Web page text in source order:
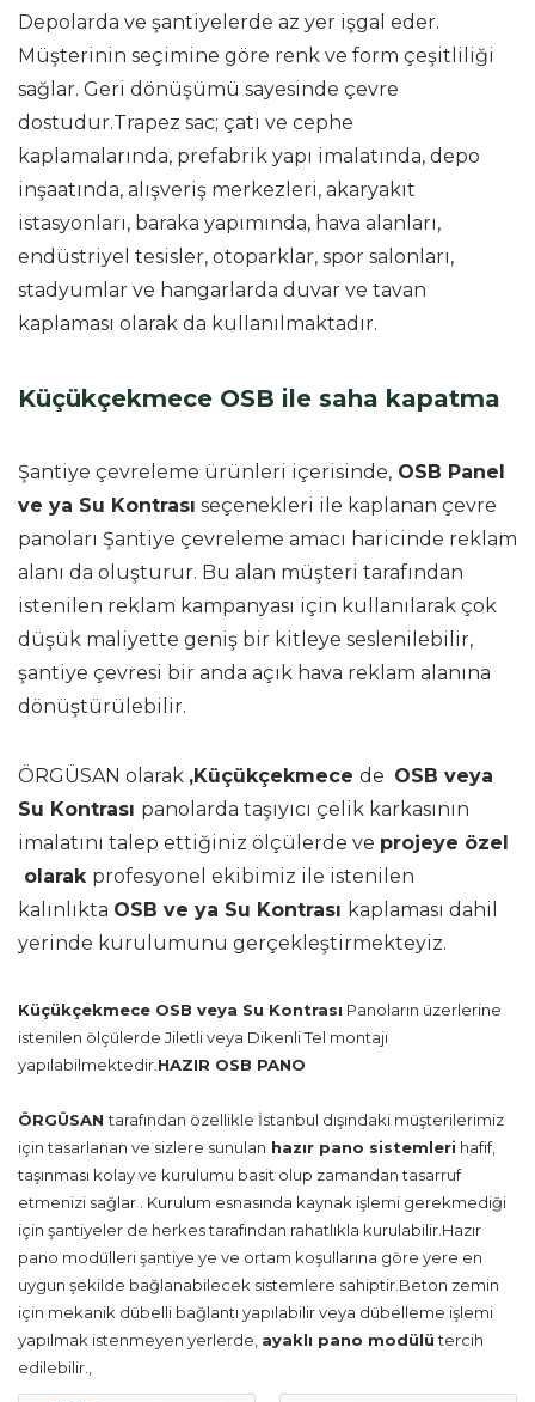
Depolarda ve şantiyelerde az yer işgal eder.
Müşterinin seçimine göre renk ve form çeşitliliği
sağlar. Geri dönüşümü sayesinde çevre
dostudur.Trapez sac; çatı ve cephe
kaplamalarında, prefabrik yapı imalatında, depo
inşaatında, alışveriş merkezleri, akaryakıt
istasyonları, baraka yapımında, hava alanları,
endüstriyel tesisler, otoparklar, spor salonları,
stadyumlar ve hangarlarda duvar ve tavan
kaplaması olarak da kullanılmaktadır.
Küçükçekmece OSB ile saha kapatma
Şantiye çevreleme ürünleri içerisinde, OSB Panel
ve ya Su Kontrası seçenekleri ile kaplanan çevre
panoları Şantiye çevreleme amacı haricinde reklam
alanı da oluşturur. Bu alan müşteri tarafından
istenilen reklam kampanyası için kullanılarak çok
düşük maliyette geniş bir kitleye seslenilebilir,
şantiye çevresi bir anda açık hava reklam alanına
dönüştürülebilir.
ÖRGÜSAN olarak ,Küçükçekmece de OSB veya
Su Kontrası panolarda taşıyıcı çelik karkasının
imalatını talep ettiğiniz ölçülerde ve projeye özel
olarak profesyonel ekibimiz ile istenilen
kalınlıkta OSB ve ya Su Kontrası kaplaması dahil
yerinde kurulumunu gerçekleştirmekteyiz.
Küçükçekmece OSB veya Su Kontrası Panoların üzerlerine
istenilen ölçülerde Jiletli veya Dikenli Tel montajı
yapılabilmektedir. HAZIR OSB PANO
ÖRGÜSANtarafından özellikle İstanbul dışındaki müşterilerimiz
için tasarlanan ve sizlere sunulan hazır pano sistemleri hafif,
taşınması kolay ve kurulumu basit olup zamandan tasarruf
etmenizi sağlar . Kurulum esnasında kaynak işlemi gerekmediği
için şantiyeler de herkes tarafından rahatlıkla kurulabilir.Hazır
pano modülleri şantiye ye ve ortam koşullarına göre yere en
uygun şekilde bağlanabilecek sistemlere sahiptir.Beton zemin
için mekanik dübelli bağlantı yapılabilir veya dübelleme işlemi
yapılmak istenmeyen yerlerde, ayaklı pano modülütercih
edilebilir.,